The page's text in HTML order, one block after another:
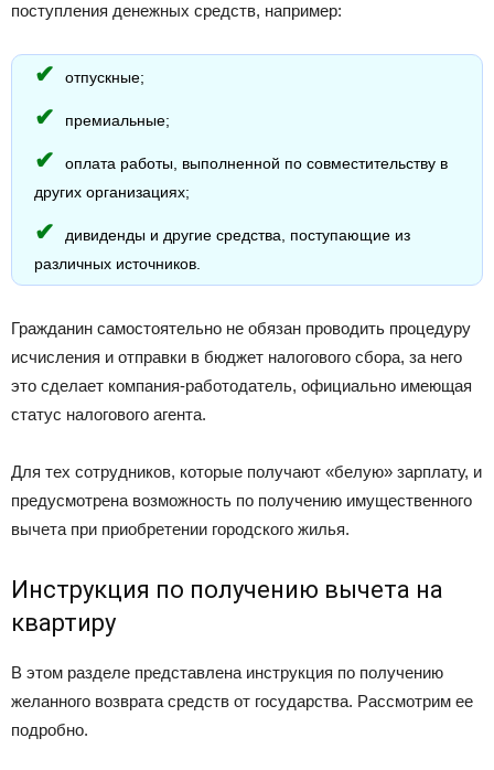
поступления денежных средств, например:
отпускные;
премиальные;
оплата работы, выполненной по совместительству в
других организациях;
дивиденды и другие средства, поступающие из
различных источников.
Гражданин самостоятельно не обязан проводить процедуру
исчисления и отправки в бюджет налогового сбора, за него
это сделает компания-работодатель, официально имеющая
статус налогового агента.
Для тех сотрудников, которые получают «белую» зарплату, и
предусмотрена возможность по получению имущественного
вычета при приобретении городского жилья.
Инструкция по получению вычета на
квартиру
В этом разделе представлена инструкция по получению
желанного возврата средств от государства. Рассмотрим ее
подробно.